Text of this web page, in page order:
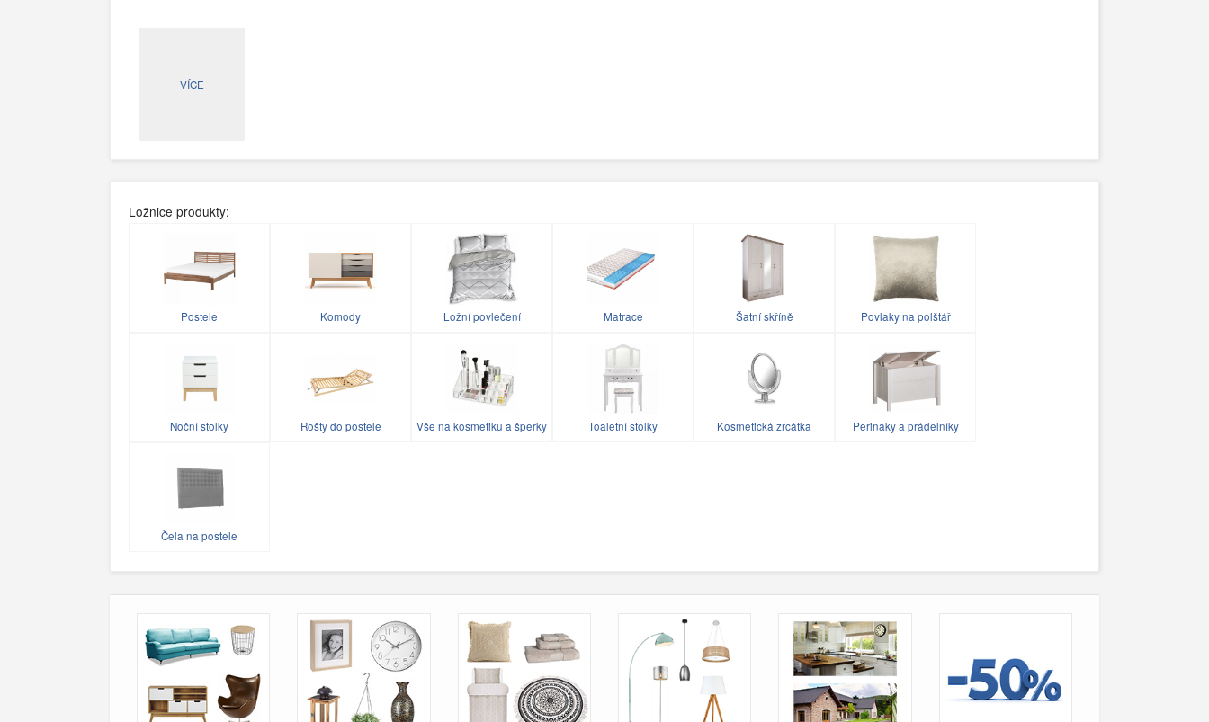
VÍCE
Ložnice produkty:
Postele Komody Ložní povlečení Matrace Šatní skříně Povlaky na polštář
Noční stolky Rošty do postele Vše na kosmetiku a šperky Toaletní stolky Kosmetická zrcátka Peřiňáky a prádelníky
Čela na postele